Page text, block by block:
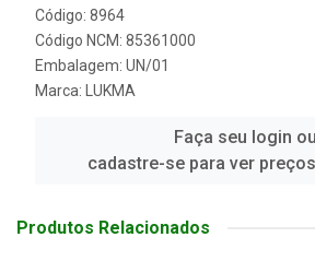
Código: 8964
Código NCM: 85361000
Embalagem: UN/01
Marca:
LUKMA
Faça seu login ou
cadastre-se para ver
Produtos Relacionados